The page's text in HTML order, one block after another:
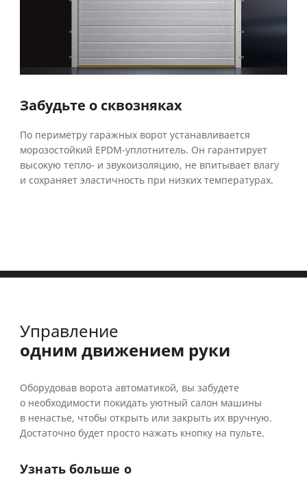
Забудьте о сквозняках
По периметру гаражных ворот устанавливается
морозостойкий EPDM-уплотнитель. Он гарантирует
высокую тепло- и звукоизоляцию, не впитывает влагу
и сохраняет эластичность при низких температурах.
Управление
одним движением руки
Оборудовав ворота автоматикой, вы забудете
о необходимости покидать уютный салон машины
в ненастье, чтобы открыть или закрыть их вручную.
Достаточно будет просто нажать кнопку на пульте.
Узнать больше о